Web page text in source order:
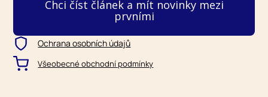
Chci číst článek a mít novinky mezi
prvními
Ochrana osobních údajů
Všeobecné obchodní podmínky